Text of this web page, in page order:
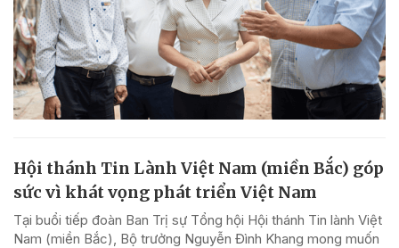
Hội thánh Tin Lành Việt Nam (miền Bắc) góp
sức vì khát vọng phát triển Việt Nam
Tại buổi tiếp đoàn Ban Trị sự Tổng hội Hội thánh Tin lành Việt
Nam (miền Bắc), Bộ trưởng Nguyễn Đình Khang mong muốn